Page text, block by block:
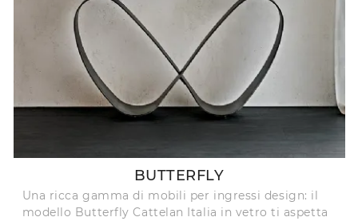
BUTTERFLY
Una ricca gamma di mobili per ingressi design: il
modello Butterfly Cattelan Italia in vetro ti aspetta